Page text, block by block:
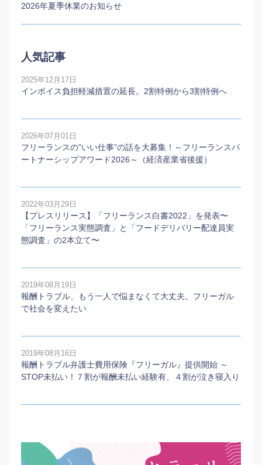
2026年夏季休業のお知らせ
人気記事
2025年12月17日
インボイス負担軽減措置の延長。2割特例から3割特例へ
2026年07月01日
フリーランスの”いい仕事”の話を大募集！～フリーランスパ
ートナーシップアワード2026～（経済産業省後援）
2022年03月29日
【プレスリリース】「フリーランス白書2022」を発表〜
「フリーランス実態調査」と「フードデリバリー配達員実
態調査」の2本⽴て〜
2019年08月19日
報酬トラブル、もう一人で悩まなくて大丈夫。フリーガル
で社会を変えたい
2019年08月16日
報酬トラブル弁護士費用保険『フリーガル』提供開始 ～
STOP未払い！７割が報酬未払い経験有、４割が泣き寝入り